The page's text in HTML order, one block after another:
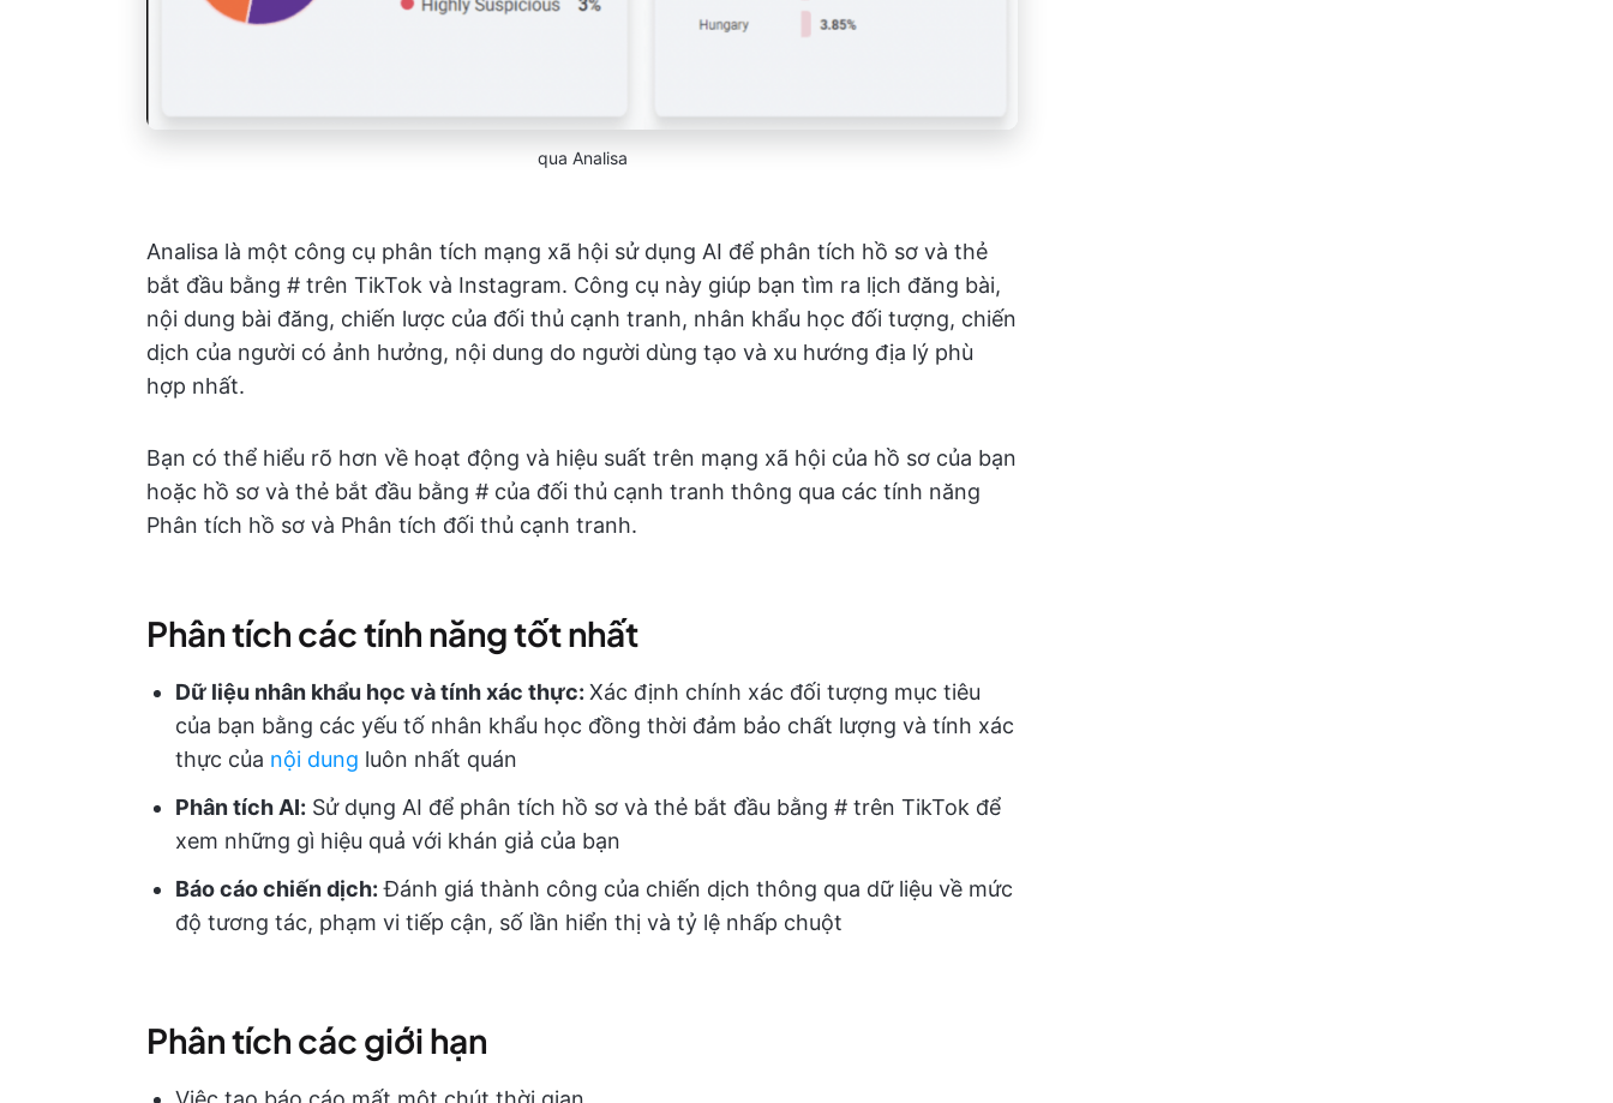
qua Analisa
Analisa là một công cụ phân tích mạng xã hội sử dụng AI để phân tích hồ sơ và thẻ
bắt đầu bằng # trên TikTok và Instagram. Công cụ này giúp bạn tìm ra lịch đăng bài,
nội dung bài đăng, chiến lược của đối thủ cạnh tranh, nhân khẩu học đối tượng, chiến
dịch của người có ảnh hưởng, nội dung do người dùng tạo và xu hướng địa lý phù
hợp nhất.
Bạn có thể hiểu rõ hơn về hoạt động và hiệu suất trên mạng xã hội của hồ sơ của bạn
hoặc hồ sơ và thẻ bắt đầu bằng # của đối thủ cạnh tranh thông qua các tính năng
Phân tích hồ sơ và Phân tích đối thủ cạnh tranh.
Phân tích các tính năng tốt nhất
Dữ liệu nhân khẩu học và tính xác thực: Xác định chính xác đối tượng mục tiêu
của bạn bằng các yếu tố nhân khẩu học đồng thời đảm bảo chất lượng và tính xác
thực của nội dung luôn nhất quán
Phân tích AI: Sử dụng AI để phân tích hồ sơ và thẻ bắt đầu bằng # trên TikTok để
xem những gì hiệu quả với khán giả của bạn
Báo cáo chiến dịch: Đánh giá thành công của chiến dịch thông qua dữ liệu về mức
độ tương tác, phạm vi tiếp cận, số lần hiển thị và tỷ lệ nhấp chuột
Phân tích các giới hạn